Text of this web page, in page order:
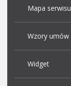
Mapa serwisu
Wzory umów
Widget